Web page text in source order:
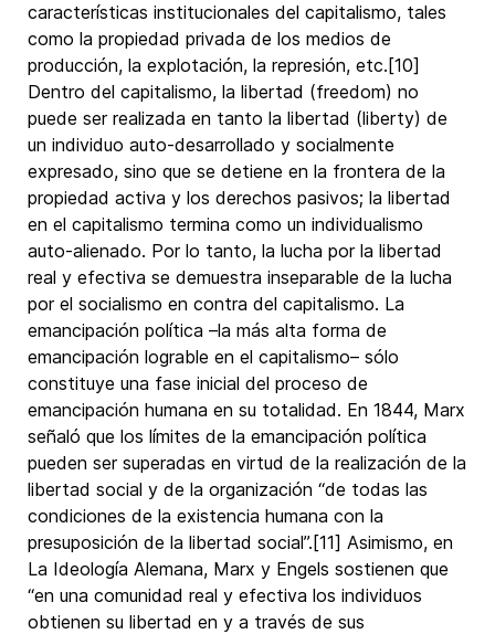
características institucionales del capitalismo, tales
como la propiedad privada de los medios de
producción, la explotación, la represión, etc.[10]
Dentro del capitalismo, la libertad (freedom) no
puede ser realizada en tanto la libertad (liberty) de
un individuo auto-desarrollado y socialmente
expresado, sino que se detiene en la frontera de la
propiedad activa y los derechos pasivos; la libertad
en el capitalismo termina como un individualismo
auto-alienado. Por lo tanto, la lucha por la libertad
real y efectiva se demuestra inseparable de la lucha
por el socialismo en contra del capitalismo. La
emancipación política –la más alta forma de
emancipación lograble en el capitalismo– sólo
constituye una fase inicial del proceso de
emancipación humana en su totalidad. En 1844, Marx
señaló que los límites de la emancipación política
pueden ser superadas en virtud de la realización de la
libertad social y de la organización “de todas las
condiciones de la existencia humana con la
presuposición de la libertad social”.[11] Asimismo, en
La Ideología Alemana, Marx y Engels sostienen que
“en una comunidad real y efectiva los individuos
obtienen su libertad en y a través de sus